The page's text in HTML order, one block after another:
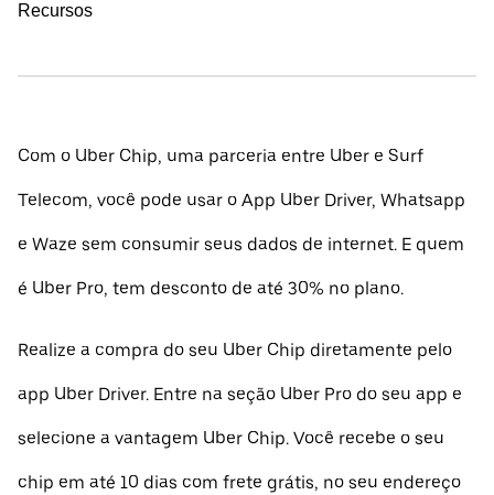
Recursos
Com o Uber Chip, uma parceria entre Uber e Surf
Telecom, você pode usar o App Uber Driver, Whatsapp
e Waze sem consumir seus dados de internet. E quem
é Uber Pro, tem desconto de até 30% no plano.
Realize a compra do seu Uber Chip diretamente pelo
app Uber Driver. Entre na seção Uber Pro do seu app e
selecione a vantagem Uber Chip. Você recebe o seu
chip em até 10 dias com frete grátis, no seu endereço